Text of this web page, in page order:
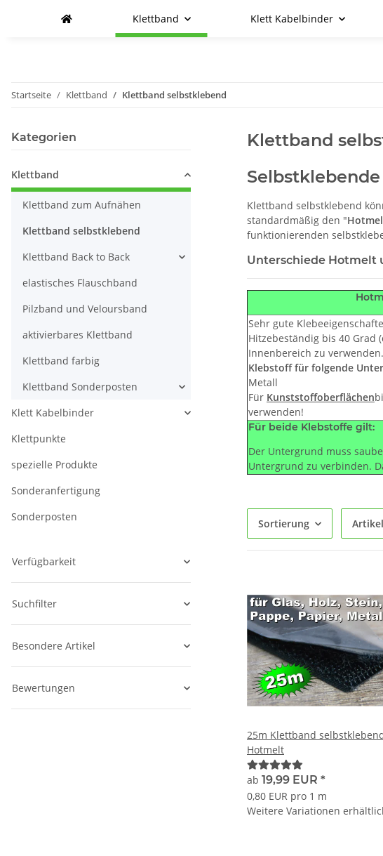
Klettband Klett Kabelbinder
Startseite Klettband Klettband selbstklebend
Klettband
Klettband selbstklebend
standardmäßig den "
funktionierenden
Unterschiede Hotmelt
Sehr gute
Hitzebeständig bis 40 Grad
Innenbereich zu verwenden.
Klebstoff für folgende
Metall
Für Kunststoffoberflächen
verwenden!
Für beide Klebstoffe gilt:
Der Untergrund muss
Untergrund zu verbinden.
Sortierung
25m Klettband
Hotmelt
ab 19,99 EUR *
0,80 EUR pro 1 m
Weitere Variationen
Kategorien
Klettband
Klettband zum Aufnähen
Klettband selbstklebend
Klettband Back to Back
elastisches Flauschband
Pilzband und Veloursband
aktivierbares Klettband
Klettband farbig
Klettband Sonderposten
Klett Kabelbinder
Klettpunkte
spezielle Produkte
Sonderanfertigung
Sonderposten
Verfügbarkeit
Suchfilter
Besondere Artikel
Bewertungen